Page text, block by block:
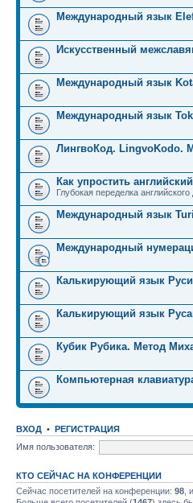
Международный язык
Искусственный
Международный язык
Международный язык
ЛингвоКод. LingvoKodo.
Как упростить
Глубокая переделка
Международный язык
Международный
Калькирующий язык
Калькирующий язык
Кубик Рубика. Метод
Компьютерная
ВХОД • РЕГИСТРАЦИЯ
Имя пользователя:
КТО СЕЙЧАС НА КОНФЕРЕНЦИИ
Сейчас посетителей на конференции: 98 ,